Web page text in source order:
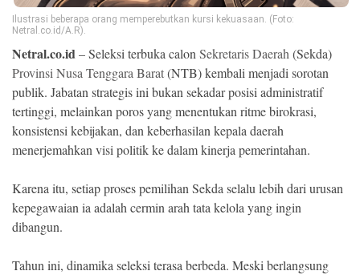
Copyright
.
All
Right
Reserved
Ilustrasi beberapa orang memperebutkan kursi kekuasaan. (Foto:
Netral.co.id/A.R).
Netral.co.id– Seleksi terbuka calonSekretaris Daerah(Sekda)
Provinsi Nusa Tenggara Barat(NTB) kembali menjadi sorotan
publik. Jabatan strategis ini bukan sekadar posisi administratif
tertinggi, melainkan poros yang menentukan ritme birokrasi,
konsistensi kebijakan, dan keberhasilan kepala daerah
menerjemahkan visi politik ke dalam kinerja pemerintahan.
Karena itu, setiap proses pemilihan Sekda selalu lebih dari urusan
kepegawaian ia adalah cermin arah tata kelola yang ingin
dibangun.
Tahun ini, dinamika seleksi terasa berbeda. Meski berlangsung